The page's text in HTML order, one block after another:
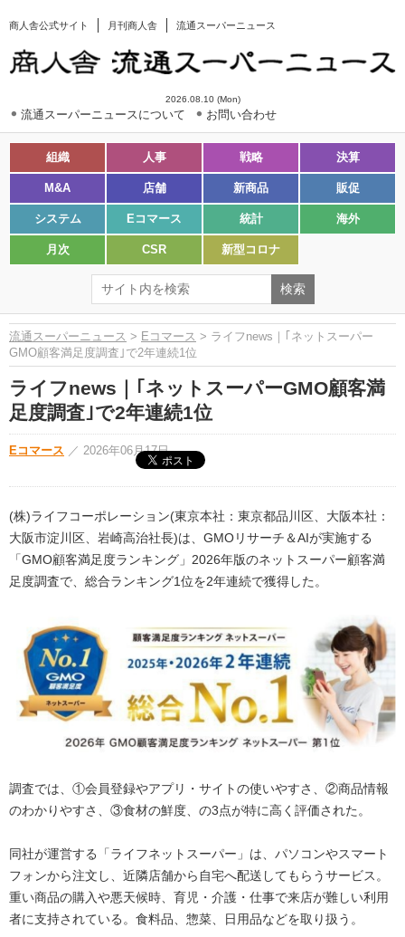
商人舎公式サイト 月刊商人舎 流通スーパーニュース
2026.08.10 (Mon)
流通スーパーニュースについて お問い合わせ
組織 人事 戦略 決算
M&A 店舗 新商品 販促
システム Eコマース 統計 海外
月次 CSR 新型コロナ
流通スーパーニュース > Eコマース > ライフnews｜｢ネットスーパー
GMO顧客満足度調査｣で2年連続1位
ライフnews｜｢ネットスーパーGMO顧客満
足度調査｣で2年連続1位
Eコマース ／ 2026年06月17日
(株)ライフコーポレーション(東京本社：東京都品川区、大阪本社：
大阪市淀川区、岩崎高治社長)は、GMOリサーチ＆AIが実施する
「GMO顧客満足度ランキング」2026年版のネットスーパー顧客満
足度調査で、総合ランキング1位を2年連続で獲得した。
調査では、①会員登録やアプリ・サイトの使いやすさ、②商品情報
のわかりやすさ、③食材の鮮度、の3点が特に高く評価された。
同社が運営する「ライフネットスーパー」は、パソコンやスマート
フォンから注文し、近隣店舗から自宅へ配送してもらうサービス。
重い商品の購入や悪天候時、育児・介護・仕事で来店が難しい利用
者に支持されている。食料品、惣菜、日用品などを取り扱う。